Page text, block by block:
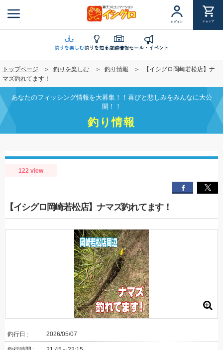
ン
ツ
移
動
ログイン ショップ
釣りを楽しむ釣りを知る店舗情報セール・イベント
トップページ 釣りを楽しむ 釣り情報
【イシグロ岡崎若松店】ナ
マズ釣れてます！
あなたのフィッシング情報を大募集！！喜びと悲しみをみんなに大公
開！！
釣り情報
122 view
【イシグロ岡崎若松店】ナマズ釣れてます！
釣行日 2026/05/07